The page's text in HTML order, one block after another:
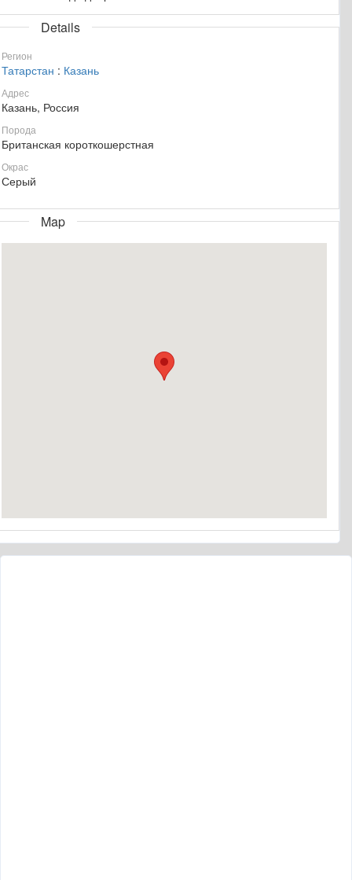
Details
Регион
Татарстан : Казань
Адрес
Казань, Россия
Порода
Британская короткошерстная
Окрас
Серый
Map